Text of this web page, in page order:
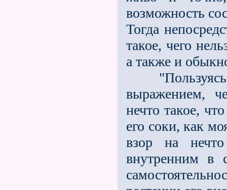
возможность
Тогда
такое, чего
а также и
"Пользуясь
выражением,
нечто такое,
его соки, как
взор на
внутренним в